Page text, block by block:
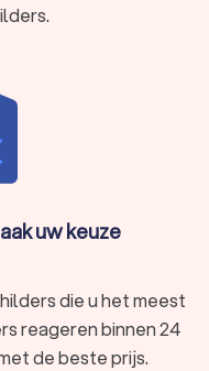
uw keuze
die u het meest
reageren binnen 24
de beste prijs.